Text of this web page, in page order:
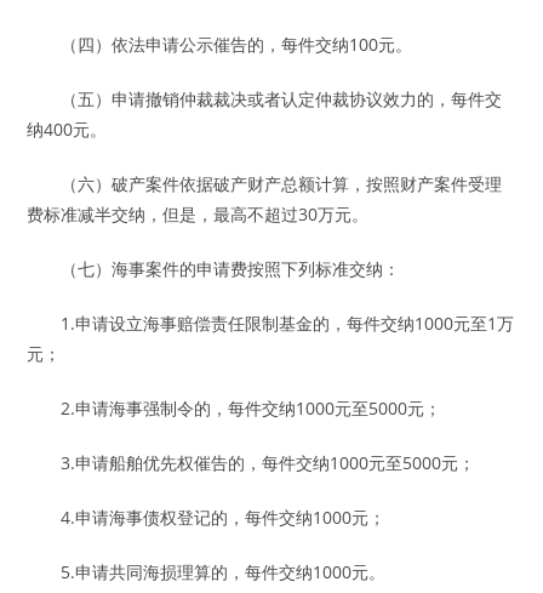
（四）依法申请公示催告的，每件交纳100元。
（五）申请撤销仲裁裁决或者认定仲裁协议效力的，每件交
纳400元。
（六）破产案件依据破产财产总额计算，按照财产案件受理
费标准减半交纳，但是，最高不超过30万元。
（七）海事案件的申请费按照下列标准交纳：
1.申请设立海事赔偿责任限制基金的，每件交纳1000元至1万
元；
2.申请海事强制令的，每件交纳1000元至5000元；
3.申请船舶优先权催告的，每件交纳1000元至5000元；
4.申请海事债权登记的，每件交纳1000元；
5.申请共同海损理算的，每件交纳1000元。